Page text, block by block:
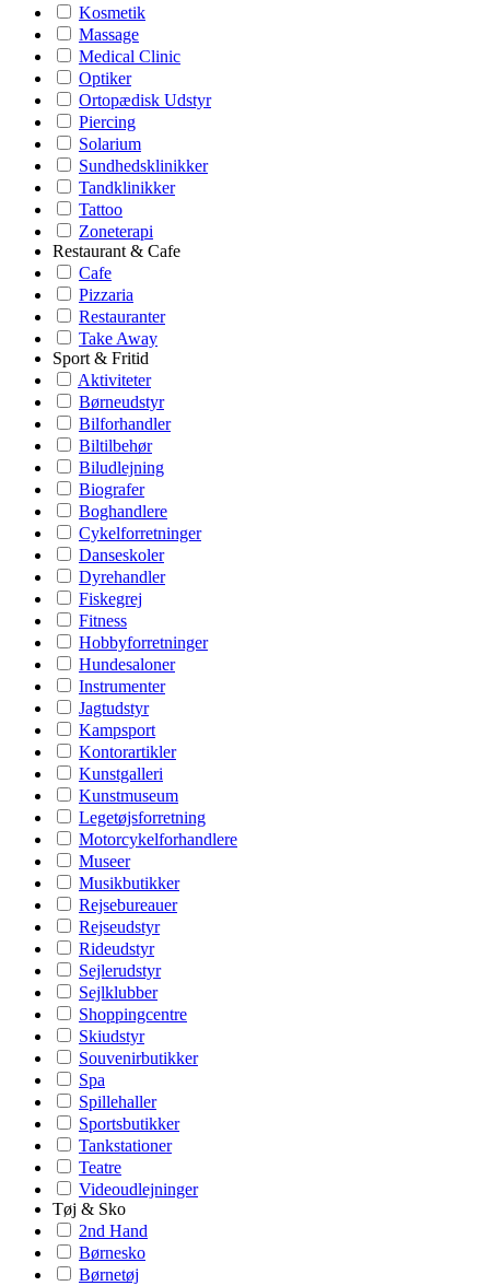
Kosmetik
Massage
Medical Clinic
Optiker
Ortopædisk Udstyr
Piercing
Solarium
Sundhedsklinikker
Tandklinikker
Tattoo
Zoneterapi
Restaurant & Cafe
Cafe
Pizzaria
Restauranter
Take Away
Sport & Fritid
Aktiviteter
Børneudstyr
Bilforhandler
Biltilbehør
Biludlejning
Biografer
Boghandlere
Cykelforretninger
Danseskoler
Dyrehandler
Fiskegrej
Fitness
Hobbyforretninger
Hundesaloner
Instrumenter
Jagtudstyr
Kampsport
Kontorartikler
Kunstgalleri
Kunstmuseum
Legetøjsforretning
Motorcykelforhandlere
Museer
Musikbutikker
Rejsebureauer
Rejseudstyr
Rideudstyr
Sejlerudstyr
Sejlklubber
Shoppingcentre
Skiudstyr
Souvenirbutikker
Spa
Spillehaller
Sportsbutikker
Tankstationer
Teatre
Videoudlejninger
Tøj & Sko
2nd Hand
Børnesko
Børnetøj